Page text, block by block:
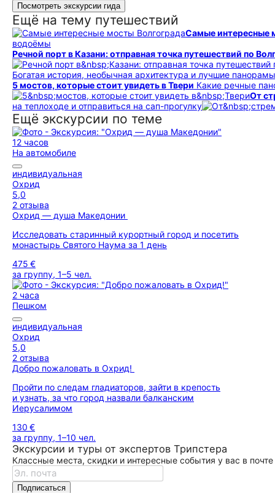
Посмотреть экскурсии гида
Ещё на тему путешествий
Самые интересные
водоёмы
Речной порт в Казани: отправная точка путешествий по
Богатая история, необычная архитектура и лучшие панорамы
5 мостов, которые стоит увидеть в Твери Какие речные
От
на теплоходе и отправиться на сап-прогулку
Ещё экскурсии по теме
12 часов
На автомобиле
индивидуальная
Охрид
5,0
2 отзыва
Охрид — душа Македонии
Исследовать старинный курортный город и посетить
монастырь Святого Наума за 1 день
475 €
за группу, 1–5 чел.
2 часа
Пешком
индивидуальная
Охрид
5,0
2 отзыва
Добро пожаловать в Охрид!
Пройти по следам гладиаторов, зайти в крепость
и узнать, за что город назвали балканским
Иерусалимом
130 €
за группу, 1–10 чел.
Экскурсии и туры от экспертов Трипстера
Классные места, скидки и интересные события у вас в почте
Подписаться